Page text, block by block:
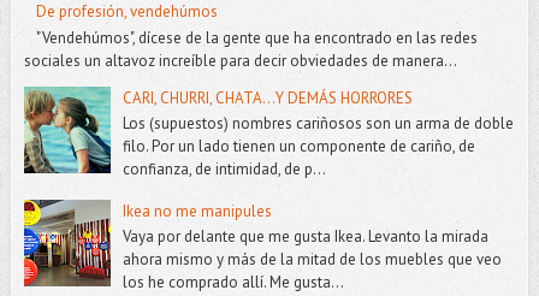
De profesión, vendehúmos
"Vendehúmos", dícese de la gente que ha encontrado en las redes
sociales un altavoz increíble para decir obviedades de manera...
CARI, CHURRI, CHATA...Y DEMÁS HORRORES
Los (supuestos) nombres cariñosos son un arma de doble
filo. Por un lado tienen un componente de cariño, de
confianza, de intimidad, de p...
Ikea no me manipules
Vaya por delante que me gusta Ikea. Levanto la mirada
ahora mismo y más de la mitad de los muebles que veo
los he comprado allí. Me gusta...